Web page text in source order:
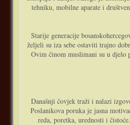
tehniku, mobilne aparate i
Starije generacije
željeli su iza sebe ostaviti trajno
Ovim činom muslimani su u djelo
Današnji čovjek traži i nalazi
Poslanikova poruka je jasna
reda, poretka, urednosti i